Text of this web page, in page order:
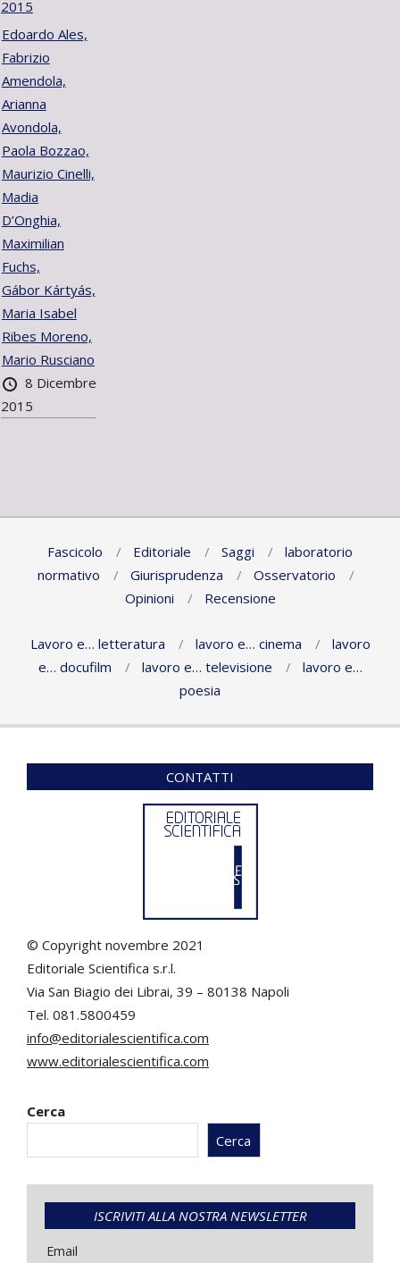
2015
Edoardo Ales,
Fabrizio
Amendola,
Arianna
Avondola,
Paola Bozzao,
Maurizio Cinelli,
Madia
D’Onghia,
Maximilian
Fuchs,
Gábor Kártyás,
Maria Isabel
Ribes Moreno,
Mario Rusciano
8 Dicembre
2015
Fascicolo Editoriale Saggi
laboratorio
normativo
Giurisprudenza
Osservatorio
Opinioni
Recensione
Lavoro e… letteratura lavoro e… cinema
lavoro
e… docufilm
lavoro e… televisione
lavoro e…
poesia
CONTATTI
© Copyright novembre 2021
Editoriale Scientifica s.r.l.
Via San Biagio dei Librai, 39 – 80138 Napoli
Tel. 081.5800459
info@editorialescientifica.com
www.editorialescientifica.com
Cerca
Cerca
ISCRIVITI ALLA NOSTRA NEWSLETTER
Email